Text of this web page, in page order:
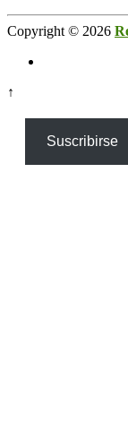
Copyright © 2026
↑
Suscribirse